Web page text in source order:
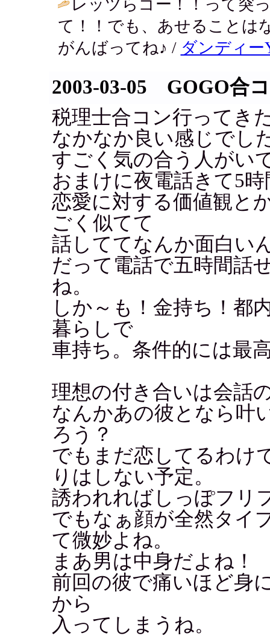
レッツらゴー！！って突
て！！でも、あせることは
がんばってね♪ / ダンディー
2003-03-05 GOGO合
税理士合コン行ってき
なかなか良い感じでし
すごく気の合う人がい
おまけに夜電話きて5
恋愛に対する価値観と
ごく似てて
話しててなんか面白い
だって電話で五時間話
ね。
しか～も！金持ち！都
暮らしで
車持ち。条件的には最
理想の付き合いは会話
なんかあの彼となら叶
ろう？
でもまだ恋してるわけ
りはしない予定。
誘われればしっぽフリ
でもなぁ顔が全然タイ
て微妙よね。
まあ男は中身だよね！
前回の彼で痛いほど身
から
入ってしまうね。